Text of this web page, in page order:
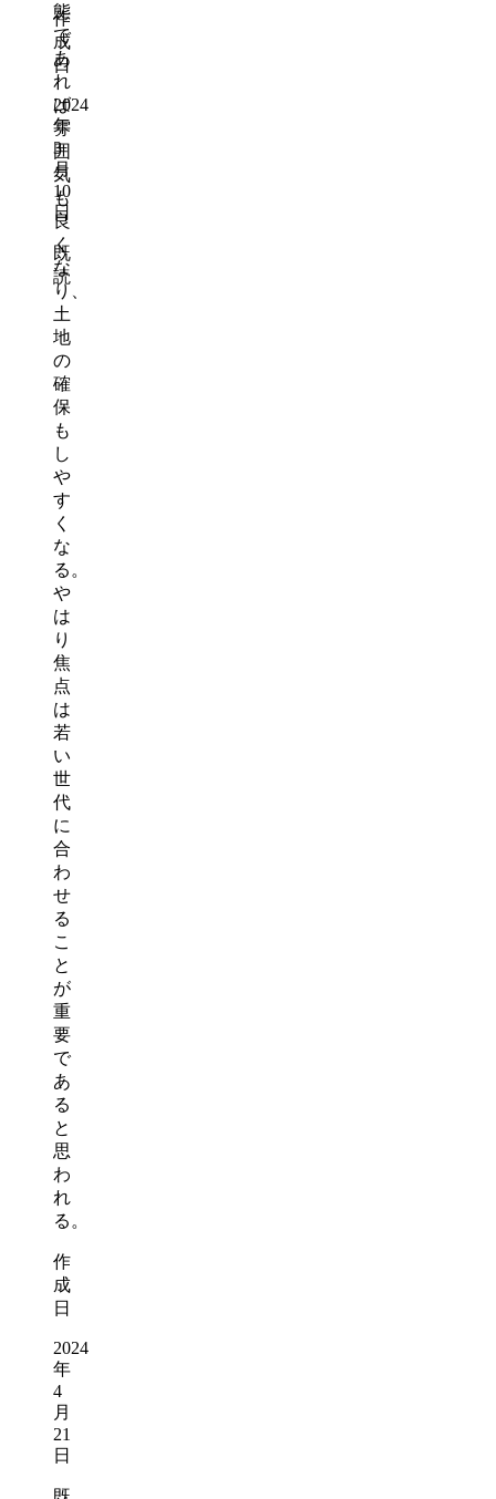
態
で
あ
れ
ば
雰
囲
気
も
良
く
な
り、
土
地
の
確
保
も
し
や
す
く
な
る。
や
は
り
焦
点
は
若
い
世
代
に
合
わ
せ
る
こ
と
が
重
要
で
あ
る
と
思
わ
れ
る。
作
成
日
2024
年
4
月
21
日
作
成
日
2024
年
3
月
10
日
既
読